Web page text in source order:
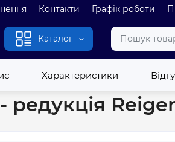
Контакти Графік роботи
Каталог
Характеристики
та фітинги з поліпропілену
редукція